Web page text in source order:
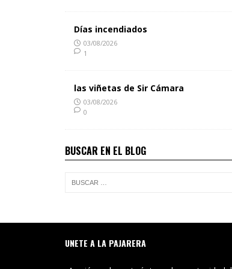
Días incendiados
03/08/2026
1
las viñetas de Sir Cámara
03/08/2026
0
BUSCAR EN EL BLOG
UNETE A LA PAJARERA